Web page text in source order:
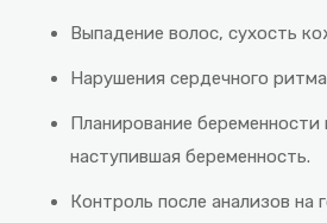
Выпадение волос, сухость
Нарушения сердечного
Планирование беременности
наступившая беременность.
Контроль после анализов на